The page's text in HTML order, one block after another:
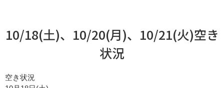
10/18(土)、10/20(月)、10/21(火)空き
状況
空き状況